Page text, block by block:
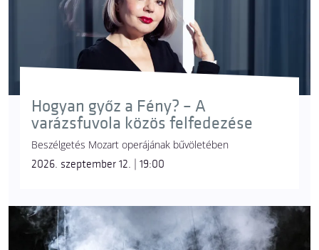
Hogyan győz a Fény? – A
varázsfuvola közös felfedezése
Beszélgetés Mozart operájának bűvöletében
2026. szeptember 12. | 19:00